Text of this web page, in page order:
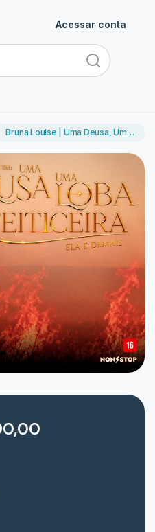
Acessar conta
Bruna Louise | Uma Deusa, Uma